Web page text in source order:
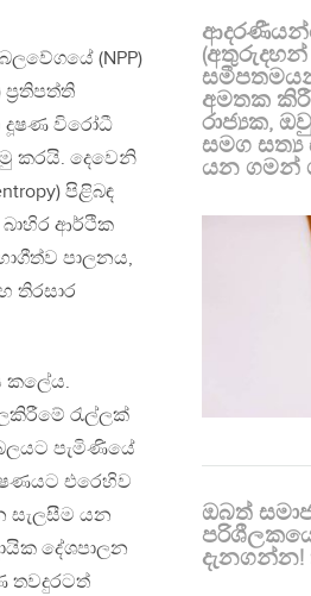
(NPP)
දූෂණ විරෝධී
කරයි. දෙවෙනි
පිළිබඳ
බාහිර ආර්ථික
පාලනය,
තිරසාර
කලේය.
රැල්ලක්
පැමිණියේ
එරෙහිව
සැලසීම යන
දේශපාලන
තවදුරටත්
අමතක
රාජ්‍යක,
සමග
යන ගමන්
ඔබත්
දැනගන්න!